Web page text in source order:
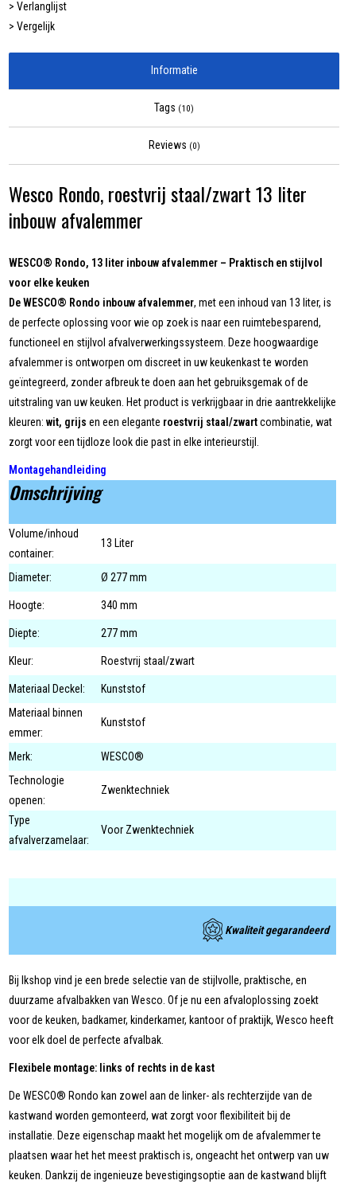
> Verlanglijst
> Vergelijk
Informatie
Tags (10)
Reviews (0)
Wesco Rondo, roestvrij staal/zwart 13 liter
inbouw afvalemmer
WESCO® Rondo, 13 liter inbouw afvalemmer – Praktisch en stijlvol
voor elke keuken
De WESCO® Rondo inbouw afvalemmer, met een inhoud van 13 liter, is
de perfecte oplossing voor wie op zoek is naar een ruimtebesparend,
functioneel en stijlvol afvalverwerkingssysteem. Deze hoogwaardige
afvalemmer is ontworpen om discreet in uw keukenkast te worden
geïntegreerd, zonder afbreuk te doen aan het gebruiksgemak of de
uitstraling van uw keuken. Het product is verkrijgbaar in drie aantrekkelijke
kleuren:wit, grijs en een elegante roestvrij staal/zwartcombinatie, wat
zorgt voor een tijdloze look die past in elke interieurstijl.
Montagehandleiding
Omschrijving
Volume/inhoud
container:
13 Liter
Diameter: Ø 277 mm
Hoogte: 340 mm
Diepte: 277 mm
Kleur: Roestvrij staal/zwart
Materiaal Deckel:
Kunststof
Materiaal binnen
emmer:
Kunststof
Merk:
WESCO®
Technologie
openen:
Zwenktechniek
Type
afvalverzamelaar:
Voor Zwenktechniek
Kwaliteit gegarandeerd
Bij Ikshop vind je een brede selectie van de stijlvolle, praktische, en
duurzame afvalbakken van Wesco. Of je nu een afvaloplossing zoekt
voor de keuken, badkamer, kinderkamer, kantoor of praktijk, Wesco heeft
voor elk doel de perfecte afvalbak.
Flexibele montage: links of rechts in de kast
De WESCO® Rondo kan zowel aan de linker- als rechterzijde van de
kastwand worden gemonteerd, wat zorgt voor flexibiliteit bij de
installatie. Deze eigenschap maakt het mogelijk om de afvalemmer te
plaatsen waar het het meest praktisch is, ongeacht het ontwerp van uw
keuken. Dankzij de ingenieuze bevestigingsoptie aan de kastwand blijft